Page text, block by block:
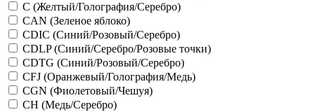
C (Желтый/Голография/Серебро)
CAN (Зеленое яблоко)
CDIC (Синий/Розовый/Серебро)
CDLP (Синий/Серебро/Розовые точки)
CDTG (Синий/Розовый/Серебро)
CFJ (Оранжевый/Голография/Медь)
CGN (Фиолетовый/Чешуя)
CH (Медь/Серебро)